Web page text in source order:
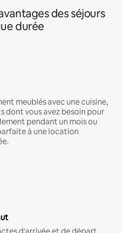
des séjours
durée
meublés avec une cuisine,
dont vous avez besoin pour
pendant un mois ou
à une location